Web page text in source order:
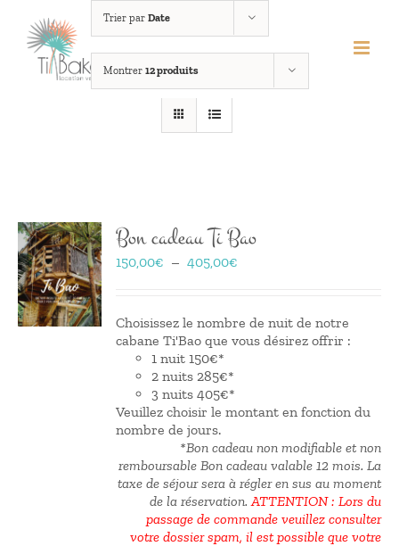
contenu
Trier par Date
Montrer 12 produits
Bon cadeau Ti Bao
150,00€ – 405,00€
150,00€
à
405,00€
Choisissez le nombre de nuit de notre
cabane Ti'Bao que vous désirez offrir :
1 nuit 150€*
2 nuits 285€*
3 nuits 405€*
Veuillez choisir le montant en fonction du
nombre de jours.
*Bon cadeau non modifiable et non
remboursable Bon cadeau valable 12 mois. La
taxe de séjour sera à régler en sus au moment
de la réservation.ATTENTION : Lors du
passage de commande veuillez consulter
votre dossier spam, il est possible que votre